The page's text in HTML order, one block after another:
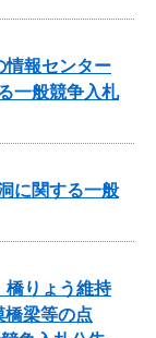
情報センター
一般競争入札
に関する一般
橋りょう維持
梁等の点